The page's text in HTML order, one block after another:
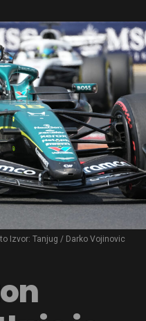
Izvor: Tanjug / Darko Vojinovic